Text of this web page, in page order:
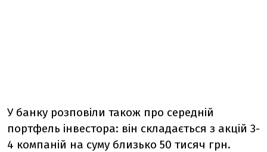
У банку розповіли також про середній
портфель інвестора: він складається з акцій 3-
4 компаній на суму близько 50 тисяч грн.